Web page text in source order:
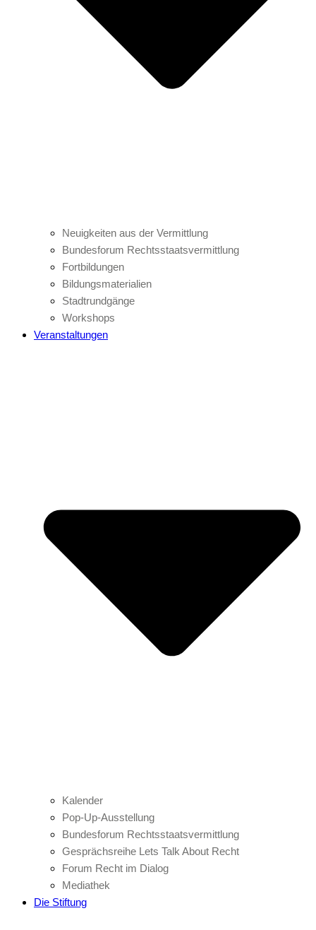
Neuigkeiten aus der Vermittlung
Bundesforum Rechtsstaatsvermittlung
Fortbildungen
Bildungsmaterialien
Stadtrundgänge
Workshops
Veranstaltungen
Kalender
Pop-Up-Ausstellung
Bundesforum Rechtsstaatsvermittlung
Gesprächsreihe Lets Talk About Recht
Forum Recht im Dialog
Mediathek
Die Stiftung